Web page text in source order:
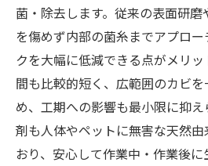
菌・除去します。従来の表面研
を傷めず内部の菌糸までアプロ
クを大幅に低減できる点がメリ
間も比較的短く、広範囲のカビ
め、工期への影響も最小限に抑
剤も人体やペットに無害な天然
おり、安心して作業中・作業後